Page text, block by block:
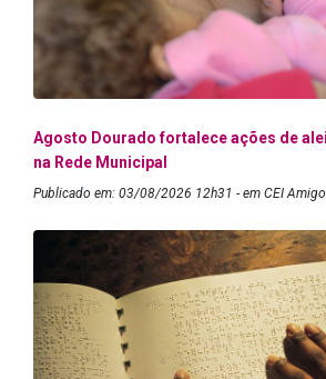
Agosto Dourado fortalece ações de
na Rede Municipal
Publicado em: 03/08/2026 12h31 - em CEI